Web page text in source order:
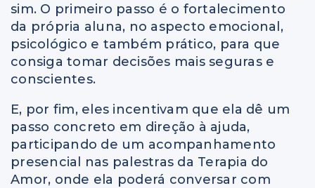
sim. O primeiro passo é o fortalecimento
da própria aluna, no aspecto emocional,
psicológico e também prático, para que
consiga tomar decisões mais seguras e
conscientes.
E, por fim, eles incentivam que ela dê um
passo concreto em direção à ajuda,
participando de um acompanhamento
presencial nas palestras da Terapia do
Amor, onde ela poderá conversar com